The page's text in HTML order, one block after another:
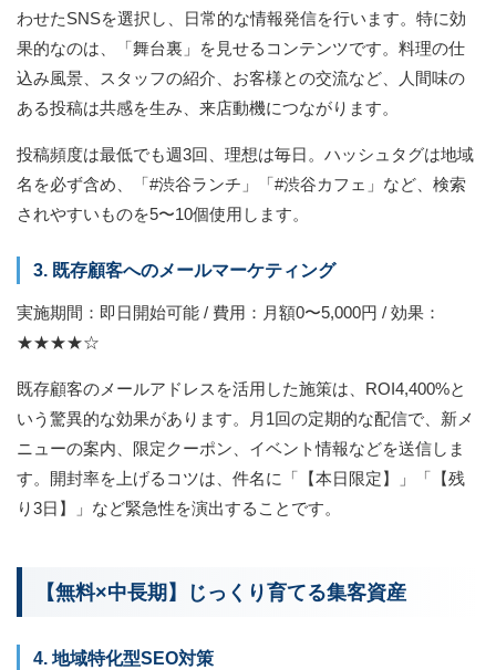
わせたSNSを選択し、日常的な情報発信を行います。特に効
果的なのは、「舞台裏」を見せるコンテンツです。料理の仕
込み風景、スタッフの紹介、お客様との交流など、人間味の
ある投稿は共感を生み、来店動機につながります。
投稿頻度は最低でも週3回、理想は毎日。ハッシュタグは地域
名を必ず含め、「#渋谷ランチ」「#渋谷カフェ」など、検索
されやすいものを5〜10個使用します。
3. 既存顧客へのメールマーケティング
実施期間：即日開始可能 / 費用：月額0〜5,000円 / 効果：
★★★★☆
既存顧客のメールアドレスを活用した施策は、ROI4,400%と
いう驚異的な効果があります。月1回の定期的な配信で、新メ
ニューの案内、限定クーポン、イベント情報などを送信しま
す。開封率を上げるコツは、件名に「【本日限定】」「【残
り3日】」など緊急性を演出することです。
【無料×中長期】じっくり育てる集客資産
4. 地域特化型SEO対策